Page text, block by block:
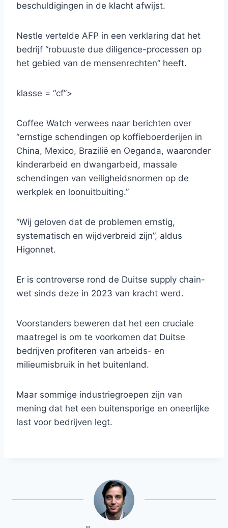
beschuldigingen in de klacht afwijst.
Nestle vertelde AFP in een verklaring dat het
bedrijf “robuuste due diligence-processen op
het gebied van de mensenrechten” heeft.
klasse = “cf”>
Coffee Watch verwees naar berichten over
“ernstige schendingen op koffieboerderijen in
China, Mexico, Brazilië en Oeganda, waaronder
kinderarbeid en dwangarbeid, massale
schendingen van veiligheidsnormen op de
werkplek en loonuitbuiting.”
“Wij geloven dat de problemen ernstig,
systematisch en wijdverbreid zijn”, aldus
Higonnet.
Er is controverse rond de Duitse supply chain-
wet sinds deze in 2023 van kracht werd.
Voorstanders beweren dat het een cruciale
maatregel is om te voorkomen dat Duitse
bedrijven profiteren van arbeids- en
milieumisbruik in het buitenland.
Maar sommige industriegroepen zijn van
mening dat het een buitensporige en oneerlijke
last voor bedrijven legt.